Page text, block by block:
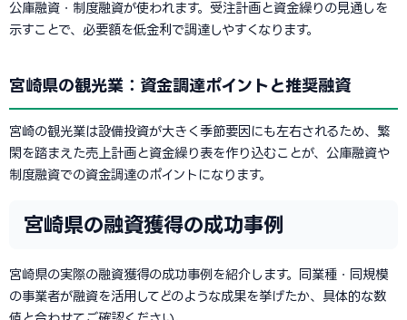
公庫融資・制度融資が使われます。受注計画と資金繰りの見通しを
示すことで、必要額を低金利で調達しやすくなります。
宮崎県の観光業：資金調達ポイントと推奨融資
宮崎の観光業は設備投資が大きく季節要因にも左右されるため、繁
閑を踏まえた売上計画と資金繰り表を作り込むことが、公庫融資や
制度融資での資金調達のポイントになります。
宮崎県の融資獲得の成功事例
宮崎県の実際の融資獲得の成功事例を紹介します。同業種・同規模
の事業者が融資を活用してどのような成果を挙げたか、具体的な数